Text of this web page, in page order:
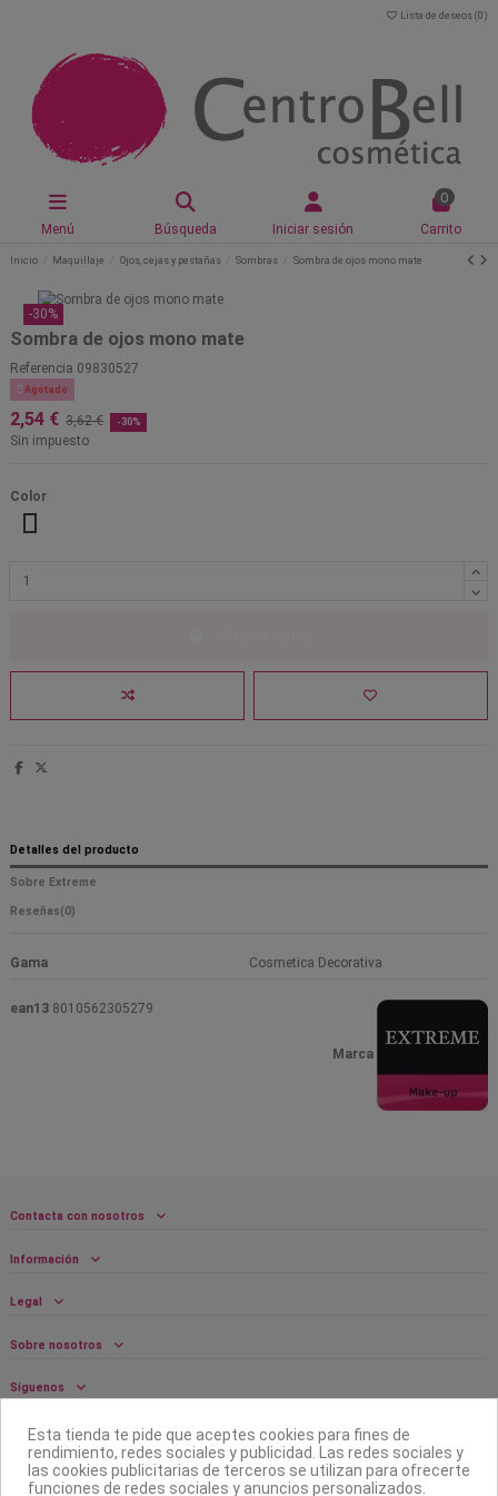
Lista de deseos (0 )
Menú Búsqueda Iniciar sesión
0
Carrito
Inicio Maquillaje Ojos, cejas y pestañas Sombras Sombra de ojos mono mate
-30%
Sombra de ojos mono mate
Referencia 09830527
 Agotado
2,54 € 3,62 € -30%
Sin impuesto
Color
25 Negro
26 Marrón
Detalles del producto
Sobre Extreme
Reseñas(0)
Gama Cosmetica Decorativa
Marca
ean13 8010562305279
Contacta con nosotros
Información
Legal
Sobre nosotros
Síguenos
Boletín
Esta tienda te pide que aceptes cookies para fines de
rendimiento, redes sociales y publicidad. Las redes sociales y
las cookies publicitarias de terceros se utilizan para ofrecerte
funciones de redes sociales y anuncios personalizados.